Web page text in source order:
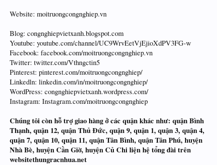
Website: moitruongcongnghiep.vn
Blog: congnghiepvietxanh.blogspot.com
Youtube: youtube.com/channel/UC9WrvEetVjEjioXdPV3FG-w
Facebook: facebook.com/moitruongcongnghiep.vn
Twitter: twitter.com/Vthngctin5
Pinterest: pinterest.com/moitruongcongnghiep/
Linkedln: linkedin.com/in/moitruongcongnghiep/
WordPress: congnghiepvietxanh.wordpress.com/
Instagram: Instagram.com/moitruongcongnghiep
Chúng tôi còn hỗ trợ giao hàng ở các quận khác như: quận Bình
Thạnh, quận 12, quận Thủ Đức, quận 9, quận 1, quận 3, quận 4,
quận 7, quận 10, quận 11, quận Tân Bình, quận Tân Phú, huyện
Nhà Bè, huyện Cần Giờ, huyện Củ Chi liện hệ tổng đài trên
websitethungracnhua.net